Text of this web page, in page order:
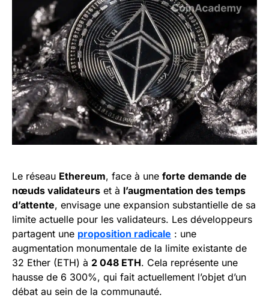
Le réseau Ethereum, face à une forte demande de
nœuds validateurs et à l’augmentation des temps
d’attente, envisage une expansion substantielle de sa
limite actuelle pour les validateurs. Les développeurs
partagent une proposition radicale : une
augmentation monumentale de la limite existante de
32 Ether (ETH) à 2 048 ETH. Cela représente une
hausse de 6 300%, qui fait actuellement l’objet d’un
débat au sein de la communauté.